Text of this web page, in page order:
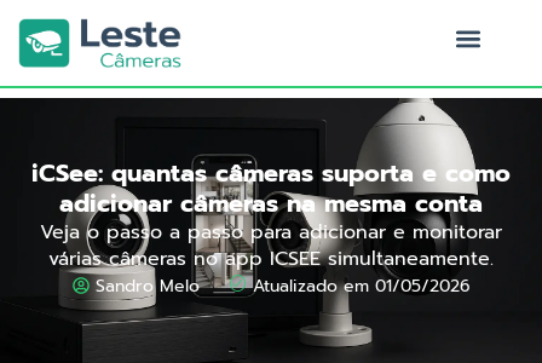
para
conteúdo
iCSee: quantas câmeras suporta e como
adicionar câmeras na mesma conta
Veja o passo a passo para adicionar e monitorar
várias câmeras no app ICSEE simultaneamente.
Sandro Melo Atualizado em 01/05/2026